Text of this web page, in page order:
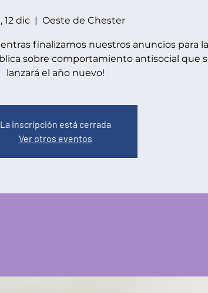
12 dic
  |
Oeste de Chester
finalizamos nuestros anuncios para la
sobre comportamiento antisocial que
lanzará el año nuevo!
La inscripción está cerrada
Ver otros eventos